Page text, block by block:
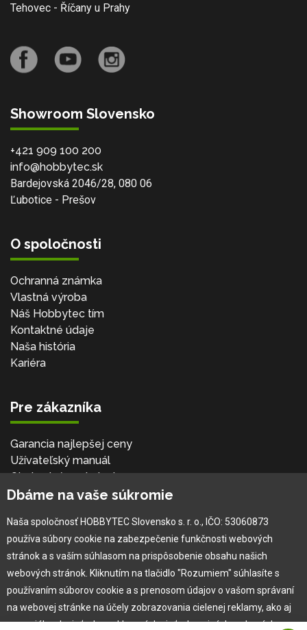
Tehovec - Říčany u Prahy
Showroom Slovensko
+421 909 100 200
info@hobbytec.sk
Bardejovská 2046/28, 080 06
Ľubotice - Prešov
O spoločnosti
Ochranná známka
Vlastná výroba
Náš Hobbytec tím
Kontaktné údaje
Naša história
Kariéra
Pre zákazníka
Garancia najlepšej ceny
Užívateľský manuál
Obchodné podmienky
Zákazník & partner
Novinky
Dbáme na vaše súkromie
Naša spoločnosť HOBBYTEC Slovensko s. r. o., IČO: 53060873
používa súbory cookie na zabezpečenie funkčnosti webových
stránok a s vaším súhlasom na prispôsobenie obsahu našich
webových stránok. Kliknutím na tlačidlo "Rozumiem" súhlasíte s
používaním súborov cookie a s prenosom údajov o vašom správaní
na webovej stránke na účely zobrazovania cielenej reklamy, ako aj
na sociálnych sieťach a reklamných sieťach na iných webových